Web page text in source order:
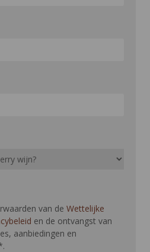
van de Wettelijke
en de ontvangst van
aanbiedingen en